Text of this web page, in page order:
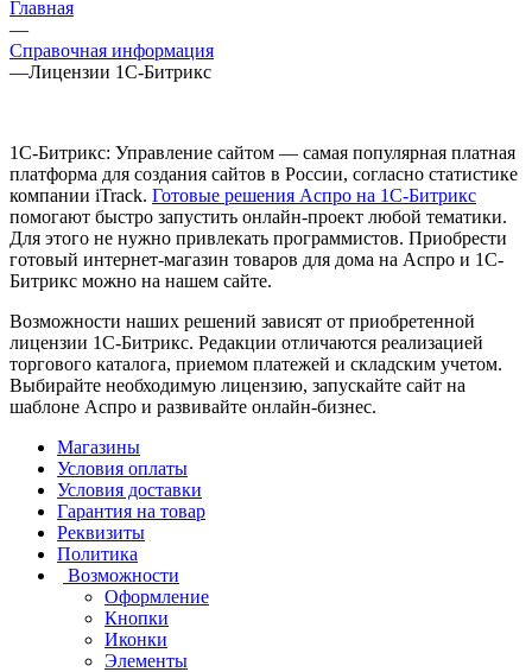
Главная
—
Справочная информация
—Лицензии 1С-Битрикс
1C-Битрикс: Управление сайтом — самая популярная платная
платформа для создания сайтов в России, согласно статистике
компании iTrack. Готовые решения Аспро на 1С-Битрикс
помогают быстро запустить онлайн-проект любой тематики.
Для этого не нужно привлекать программистов. Приобрести
готовый интернет-магазин товаров для дома на Аспро и 1С-
Битрикс можно на нашем сайте.
Возможности наших решений зависят от приобретенной
лицензии 1С-Битрикс. Редакции отличаются реализацией
торгового каталога, приемом платежей и складским учетом.
Выбирайте необходимую лицензию, запускайте сайт на
шаблоне Аспро и развивайте онлайн-бизнес.
Магазины
Условия оплаты
Условия доставки
Гарантия на товар
Реквизиты
Политика
Возможности
Оформление
Кнопки
Иконки
Элементы